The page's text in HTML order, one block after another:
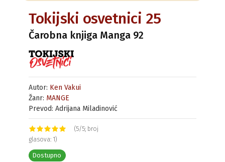
Tokijski osvetnici 25
Čarobna knjiga Manga 92
Autor: Ken Vakui
Žanr: MANGE
Prevod: Adrijana Miladinović
(5/5; broj
glasova: 1)
Dostupno